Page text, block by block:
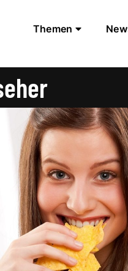
Themen